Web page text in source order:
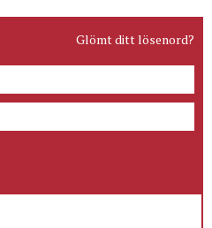
Glömt ditt lösenord?